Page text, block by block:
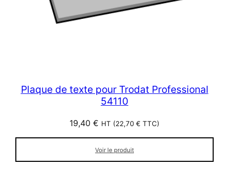
Plaque de texte pour Trodat Professional
54110
19,40 € HT (22,70 € TTC)
Voir le produit